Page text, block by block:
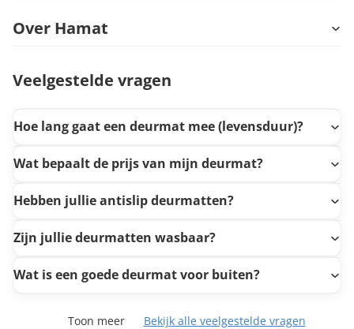
Over Hamat
Veelgestelde vragen
Hoe lang gaat een deurmat mee (levensduur)?
Wat bepaalt de prijs van mijn deurmat?
Hebben jullie antislip deurmatten?
Zijn jullie deurmatten wasbaar?
Wat is een goede deurmat voor buiten?
Toon meer Bekijk alle veelgestelde vragen